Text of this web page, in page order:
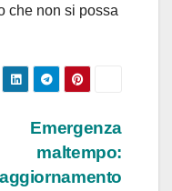
che non si possa
Emergenza
maltempo:
aggiornamento